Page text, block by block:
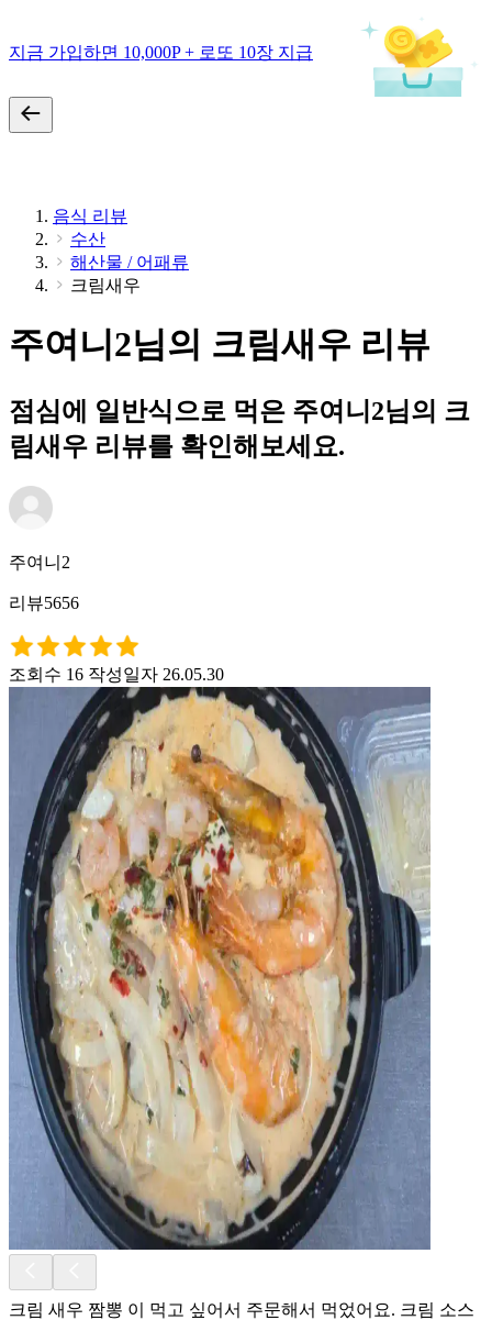
지금 가입하면 10,000P + 로또 10장 지급
음식 리뷰
수산
해산물 / 어패류
크림새우
주여니2님의 크림새우 리뷰
점심에 일반식으로 먹은 주여니2님의 크
림새우 리뷰를 확인해보세요.
주여니2
리뷰5656
조회수 16 작성일자 26.05.30
크림 새우 짬뽕 이 먹고 싶어서 주문해서 먹었어요. 크림 소스